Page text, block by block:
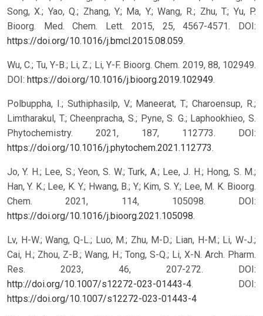
Song, X.; Yao, Q.; Zhang, Y.; Ma, Y.; Wang, R.; Zhu, T.; Yu, P.
Bioorg. Med. Chem. Lett. 2015, 25, 4567-4571. DOI:
https://doi.org/10.1016/j.bmcl.2015.08.059.
Wu, C.; Tu, Y-B.; Li, Z.; Li, Y-F. Bioorg. Chem. 2019, 88, 102949.
DOI: https://doi.org/10.1016/j.bioorg.2019.102949.
Polbuppha, I.; Suthiphasilp, V.; Maneerat, T.; Charoensup, R.;
Limtharakul, T.; Cheenpracha, S.; Pyne, S. G.; Laphookhieo, S.
Phytochemistry. 2021, 187, 112773. DOI:
https://doi.org/10.1016/j.phytochem.2021.112773.
Jo, Y. H.; Lee, S.; Yeon, S. W.; Turk, A.; Lee, J. H.; Hong, S. M.;
Han, Y. K.; Lee, K. Y.; Hwang, B.; Y.; Kim, S. Y.; Lee, M. K. Bioorg.
Chem. 2021, 114, 105098. DOI:
https://doi.org/10.1016/j.bioorg.2021.105098.
Lv, H-W.; Wang, Q-L.; Luo, M.; Zhu, M-D.; Lian, H-M.; Li, W-J.;
Cai, H.; Zhou, Z-B.; Wang, H.; Tong, S-Q.; Li, X-N. Arch. Pharm.
Res. 2023, 46, 207-272. DOI:
http://doi.org/10.1007/s12272-023-01443-4. DOI:
https://doi.org/10.1007/s12272-023-01443-4